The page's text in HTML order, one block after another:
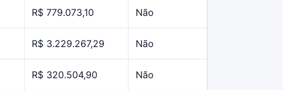
R$ 779.073,10 Não
R$ 3.229.267,29 Não
R$ 320.504,90 Não